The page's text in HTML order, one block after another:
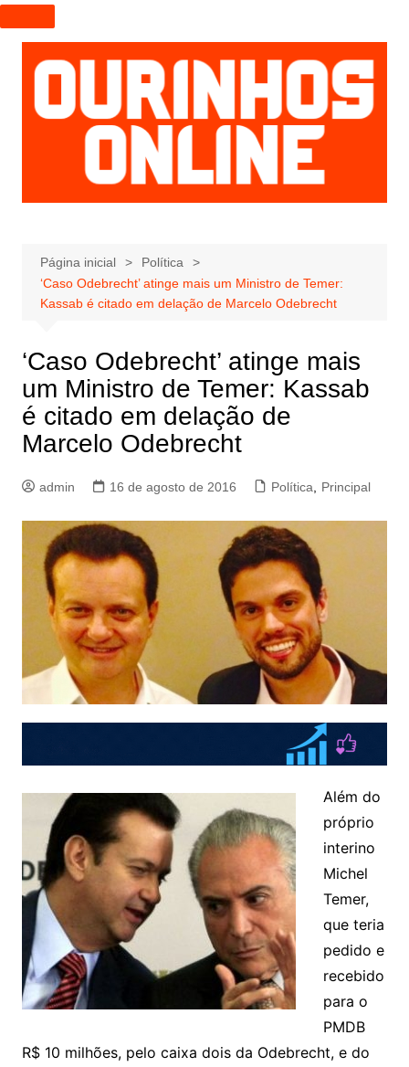
I
r
p
a
r
a
e
ú
d
Página inicial
Política
‘Caso Odebrecht’ atinge mais um Ministro de Temer:
Kassab é citado em delação de Marcelo Odebrecht
‘Caso Odebrecht’ atinge mais
um Ministro de Temer: Kassab
é citado em delação de
Marcelo Odebrecht
admin 16 de agosto de 2016 Política Principal
Além do
próprio
interino
Michel
Temer,
que teria
pedido e
recebido
para o
PMDB
R$ 10 milhões, pelo caixa dois da Odebrecht, e do